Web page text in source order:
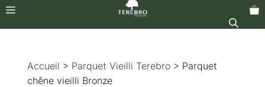
contenu
Menu
Accueil > Parquet Vieilli Terebro > Parquet
chêne vieilli Bronze